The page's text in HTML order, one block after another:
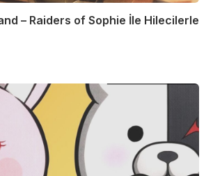
– Raiders of Sophie İle Hilecilerle